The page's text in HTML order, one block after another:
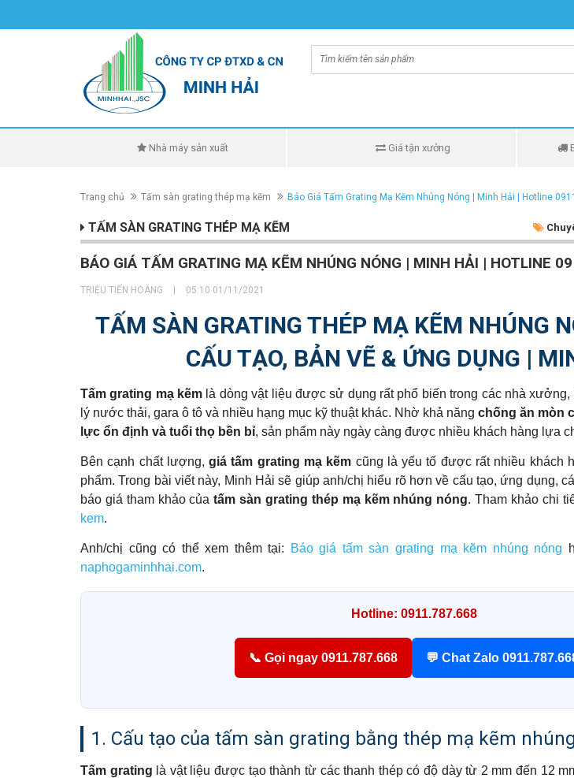
Nhà máy sản xuất Giá tận xưởng
Trang chủ Tấm sàn grating thép mạ kẽm Báo Giá Tấm Grating Mạ Kẽm Nhúng Nóng | Minh Hải | Hotline
TẤM SÀN GRATING THÉP MẠ KẼM
BÁO GIÁ TẤM GRATING MẠ KẼM NHÚNG NÓNG | MINH HẢI | HOTLINE
TRIỆU TIẾN HOÀNG 05:10 01/11/2021
TẤM SÀN GRATING THÉP MẠ KẼM NHÚNG
CẤU TẠO, BẢN VẼ & ỨNG DỤNG |
Tấm grating mạ kẽm là dòng vật liệu được sử dụng rất phổ biến trong các nhà
lý nước thải, gara ô tô và nhiều hạng mục kỹ thuật khác. Nhờ khả năngchống ăn mòn
lực ổn định và tuổi thọ bền bỉ, sản phẩm này ngày càng được nhiều khách hàng lựa
Bên cạnh chất lượng,giá tấm grating mạ kẽm cũng là yếu tố được rất nhiều khách
phẩm. Trong bài viết này, Minh Hải sẽ giúp anh/chị hiểu rõ hơn về cấu tạo, ứng dụng,
báo giá tham khảo củatấm sàn grating thép mạ kẽm nhúng nóng. Tham khảo chi
kem.
Anh/chị cũng có thể xem thêm tại: Báo giá tấm sàn grating mạ kẽm nhúng nóng
naphogaminhhai.com.
Hotline: 0911.787.668
📞 Gọi ngay 0911.787.668 💬 Chat Zalo
1. Cấu tạo của tấm sàn grating bằng thép mạ kẽm
Tấm grating là vật liệu được tạo thành từ các thanh thép có độ dày từ 2 mm đến 12